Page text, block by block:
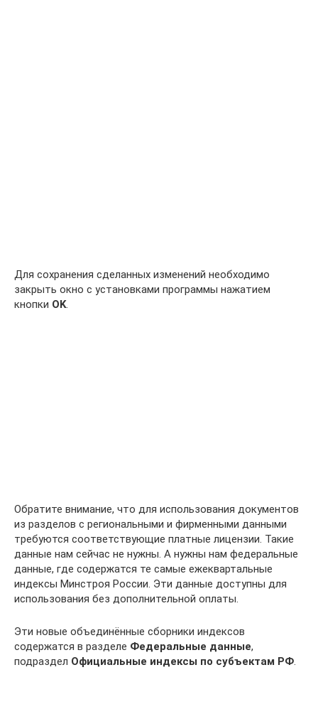
Для сохранения сделанных изменений необходимо
закрыть окно с установками программы нажатием
кнопки OK.
Обратите внимание, что для использования документов
из разделов с региональными и фирменными данными
требуются соответствующие платные лицензии. Такие
данные нам сейчас не нужны. А нужны нам федеральные
данные, где содержатся те самые ежеквартальные
индексы Минстроя России. Эти данные доступны для
использования без дополнительной оплаты.
Эти новые объединённые сборники индексов
содержатся в разделе Федеральные данные,
подраздел Официальные индексы по субъектам РФ.